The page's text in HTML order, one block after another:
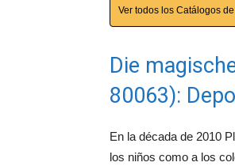
Ver todos los Catálogos
Die
80063):
En la década de 2010
los niños como a los